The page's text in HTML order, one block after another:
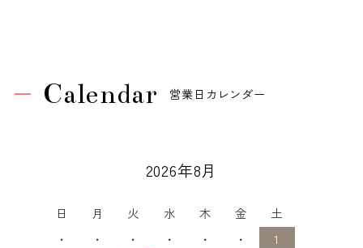
Calendar 営業日カレンダー
2026年8月
日 月 火 水 木 金
土
・
・ ・ ・ ・ ・
1